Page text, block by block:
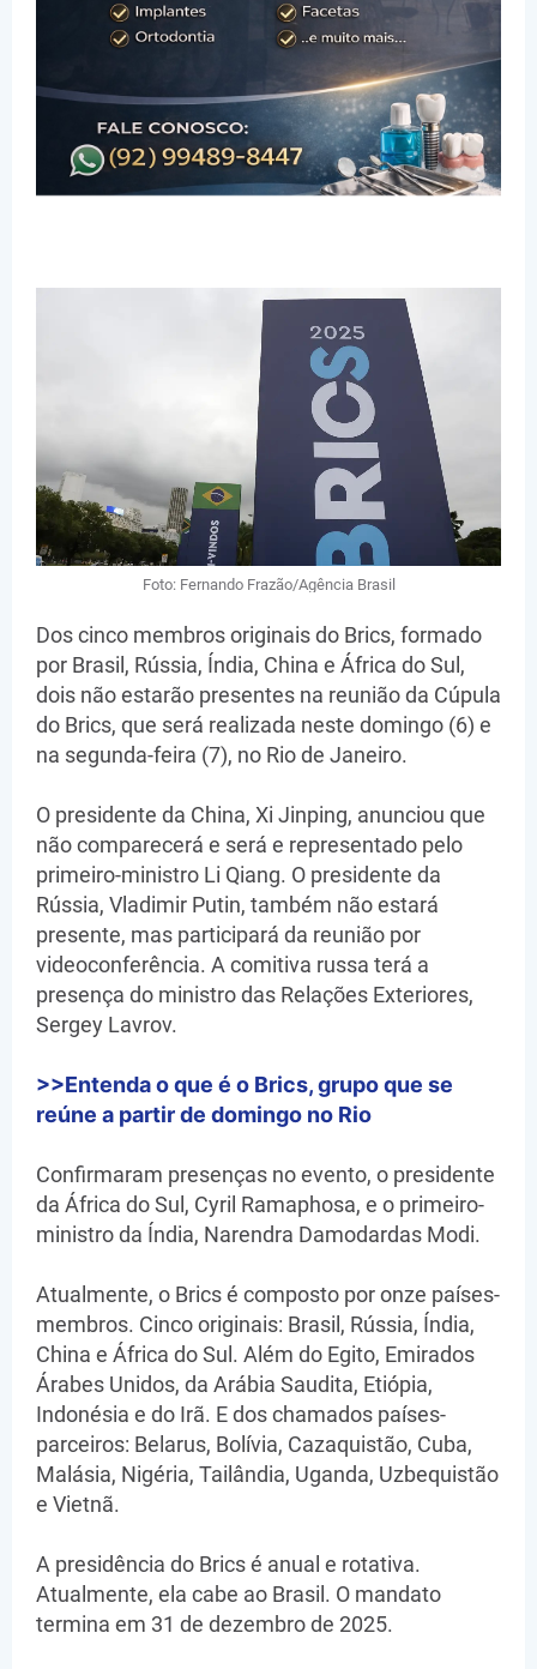
Foto: Fernando Frazão/Agência Brasil
Dos cinco membros originais do Brics, formado
por Brasil, Rússia, Índia, China e África do Sul,
dois não estarão presentes na reunião da Cúpula
do Brics, que será realizada neste domingo (6) e
na segunda-feira (7), no Rio de Janeiro.
O presidente da China, Xi Jinping, anunciou que
não comparecerá e será e representado pelo
primeiro-ministro Li Qiang. O presidente da
Rússia, Vladimir Putin, também não estará
presente, mas participará da reunião por
videoconferência. A comitiva russa terá a
presença do ministro das Relações Exteriores,
Sergey Lavrov.
>>Entenda o que é o Brics, grupo que se
reúne a partir de domingo no Rio
Confirmaram presenças no evento, o presidente
da África do Sul, Cyril Ramaphosa, e o primeiro-
ministro da Índia, Narendra Damodardas Modi.
Atualmente, o Brics é composto por onze países-
membros. Cinco originais: Brasil, Rússia, Índia,
China e África do Sul. Além do Egito, Emirados
Árabes Unidos, da Arábia Saudita, Etiópia,
Indonésia e do Irã. E dos chamados países-
parceiros: Belarus, Bolívia, Cazaquistão, Cuba,
Malásia, Nigéria, Tailândia, Uganda, Uzbequistão
e Vietnã.
A presidência do Brics é anual e rotativa.
Atualmente, ela cabe ao Brasil. O mandato
termina em 31 de dezembro de 2025.